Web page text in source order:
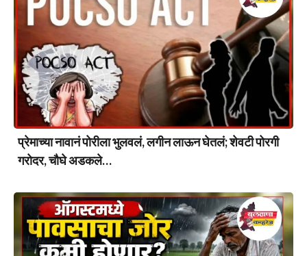
प्रेमाच्या नावानं पोरीला भुलवलं, लगीन लाऊन घेतलं; शेवटी पोरगी
गरोदर, चौघे अडकले…